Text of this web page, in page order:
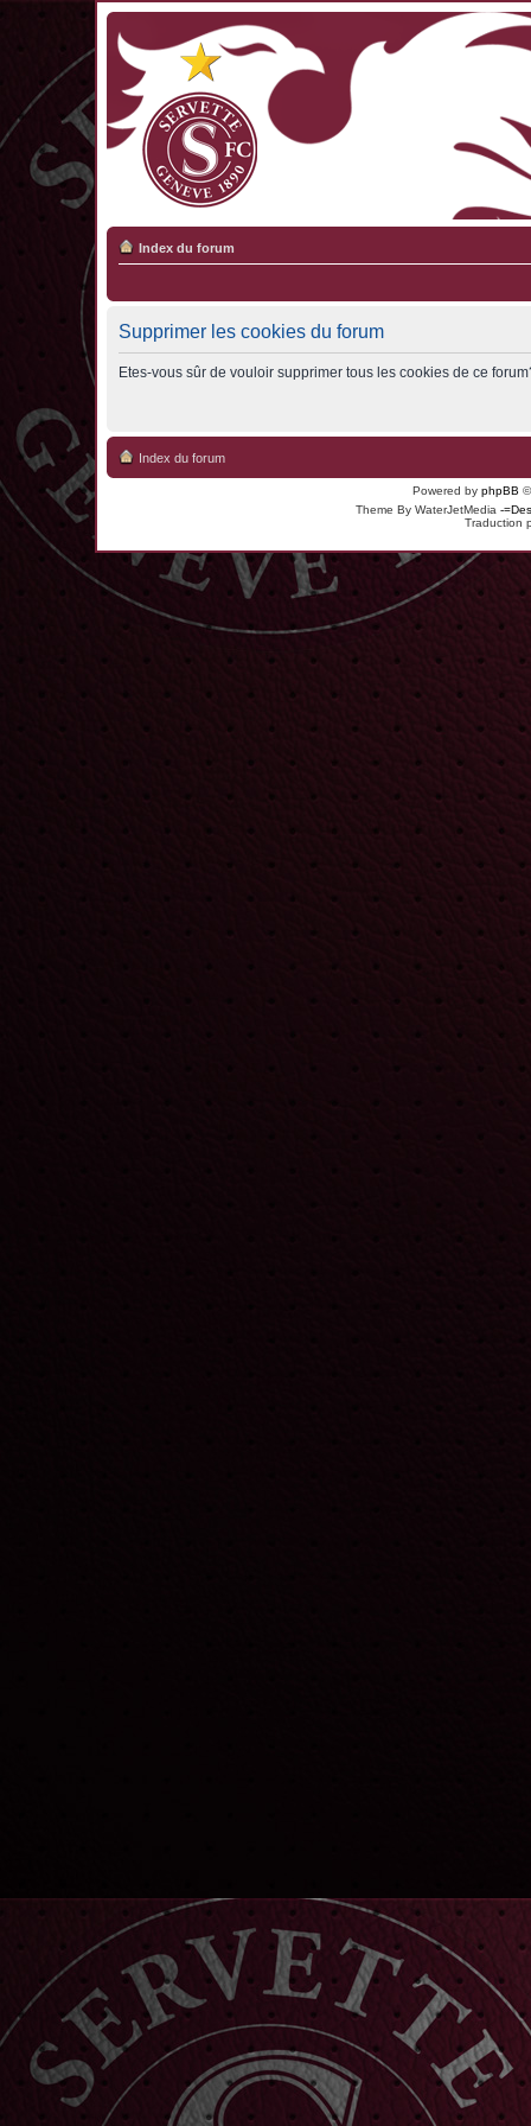
Index du forum
Supprimer les cookies du forum
Etes-vous sûr de vouloir supprimer tous les cookies de ce
Index du forum
Powered by phpBB
Theme By WaterJetMedia -
Traduction